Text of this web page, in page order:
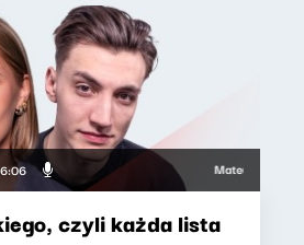
Mateusz
czyli każda lista